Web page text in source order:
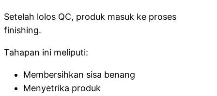
Setelah lolos QC, produk masuk ke proses
finishing.
Tahapan ini meliputi:
Membersihkan sisa benang
Menyetrika produk